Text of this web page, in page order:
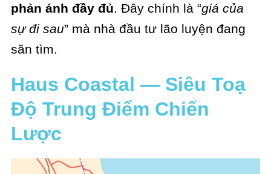
phản ánh đầy đủ. Đây chính là “giá của
sự đi sau” mà nhà đầu tư lão luyện đang
săn tìm.
Haus Coastal — Siêu Toạ
Độ Trung Điểm Chiến
Lược